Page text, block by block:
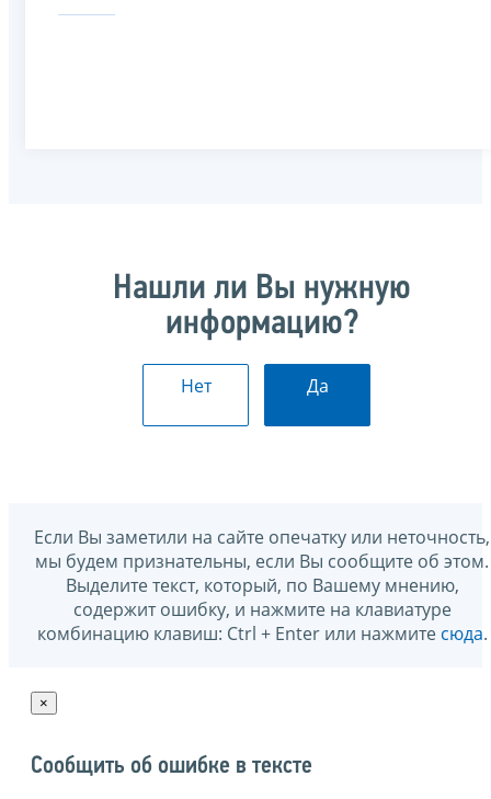
Нашли ли Вы нужную
информацию?
Нет Да
Если Вы заметили на сайте опечатку или неточность,
мы будем признательны, если Вы сообщите об этом.
Выделите текст, который, по Вашему мнению,
содержит ошибку, и нажмите на клавиатуре
комбинацию клавиш: Ctrl + Enter или нажмите сюда.
×
Сообщить об ошибке в тексте